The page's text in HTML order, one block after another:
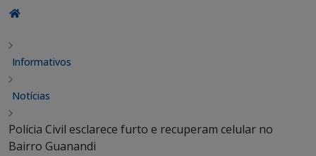
Informativos
Notícias
Polícia Civil esclarece furto e recuperam celular no
Bairro Guanandi